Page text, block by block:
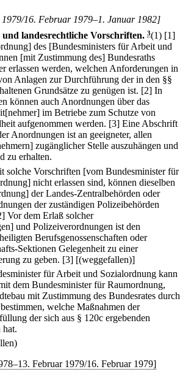
16. Februar 1979–1. Januar 1982]
und landesrechtliche Vorschriften. 3(1) [1]
des [Bundesministers für Arbeit und
[mit Zustimmung des] Bundesraths
erlassen werden, welchen Anforderungen in
Anlagen zur Durchführung der in den §§
Grundsätze zu genügen ist. [2] In
können auch Anordnungen über das
im Betriebe zum Schutze von
aufgenommen werden. [3] Eine Abschrift
Anordnungen ist an geeigneter, allen
zugänglicher Stelle auszuhängen und
zu erhalten.
solche Vorschriften [vom Bundesminister für
nicht erlassen sind, können dieselben
der Landes-Zentralbehörden oder
der zuständigen Polizeibehörden
Vor dem Erlaß solcher
und Polizeiverordnungen ist den
Berufsgenossenschaften oder
Sektionen Gelegenheit zu einer
zu geben. [3] [(weggefallen)]
für Arbeit und Sozialordnung kann
dem Bundesminister für Raumordnung,
mit Zustimmung des Bundesrates durch
welche Maßnahmen der
der sich aus § 120c ergebenden
hat.
Februar 1979/16. Februar 1979]